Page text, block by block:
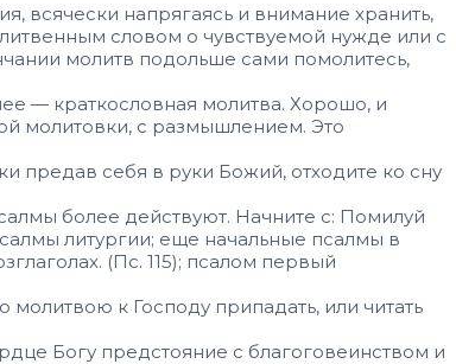
всячески напрягаясь и внимание хранить,
словом о чувствуемой нужде или с
молитв подольше сами помолитесь,
— краткословная молитва. Хорошо, и
молитовки, с размышлением. Это
предав себя в руки Божий, отходите ко сну
более действуют. Начните с: Помилуй
литургии; еще начальные псалмы в
(Пс. 115); псалом первый
к Господу припадать, или читать
Богу предстояние с благоговеинством и